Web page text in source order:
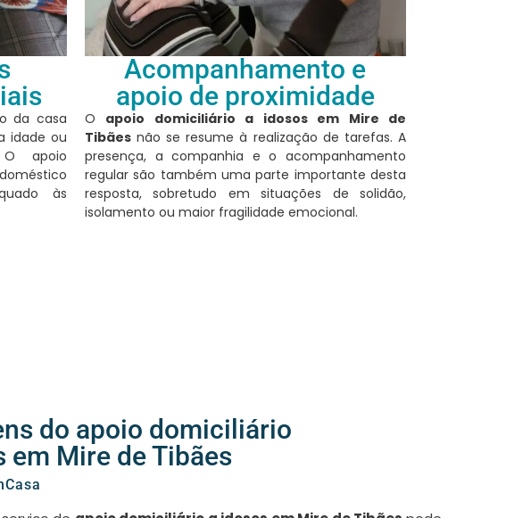
da casa
idade ou
apoio
às
Acompanhamento e
apoio de proximidade
O apoio domiciliário a idosos em Mire de
Tibãesnão se resume à realização de tarefas. A
presença, a companhia e o acompanhamento
regular são também uma parte importante desta
resposta, sobretudo em situações de solidão,
isolamento ou maior fragilidade emocional.
do apoio domiciliário
em Mire de Tibães